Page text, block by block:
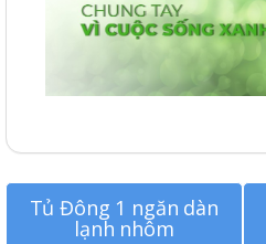
Tủ Đông 1 ngăn dàn
lạnh nhôm